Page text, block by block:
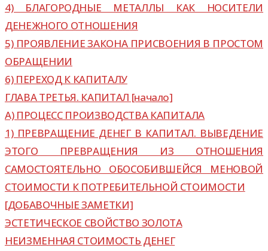
4) БЛАГОРОДНЫЕ МЕТАЛЛЫ КАК НОСИТЕЛИ
ДЕНЕЖНОГО ОТНОШЕНИЯ
5) ПРОЯВЛЕНИЕ ЗАКОНА ПРИСВОЕНИЯ В ПРОСТОМ
ОБРАЩЕНИИ
6) ПЕРЕХОД К КАПИТАЛУ
ГЛАВА ТРЕТЬЯ. КАПИТАЛ [начало]
А) ПРОЦЕСС ПРОИЗВОДСТВА КАПИТАЛА
1) ПРЕВРАЩЕНИЕ ДЕНЕГ В КАПИТАЛ. ВЫВЕДЕНИЕ
ЭТОГО ПРЕВРАЩЕНИЯ ИЗ ОТНОШЕНИЯ
САМОСТОЯТЕЛЬНО ОБОСОБИВШЕЙСЯ МЕНОВОЙ
СТОИМОСТИ К ПОТРЕБИТЕЛЬНОЙ СТОИМОСТИ
[ДОБАВОЧНЫЕ ЗАМЕТКИ]
ЭСТЕТИЧЕСКОЕ СВОЙСТВО ЗОЛОТА
НЕИЗМЕННАЯ СТОИМОСТЬ ДЕНЕГ